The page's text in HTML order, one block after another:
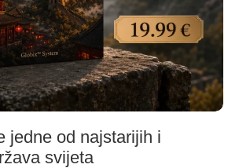
jedne od najstarijih i
svijeta